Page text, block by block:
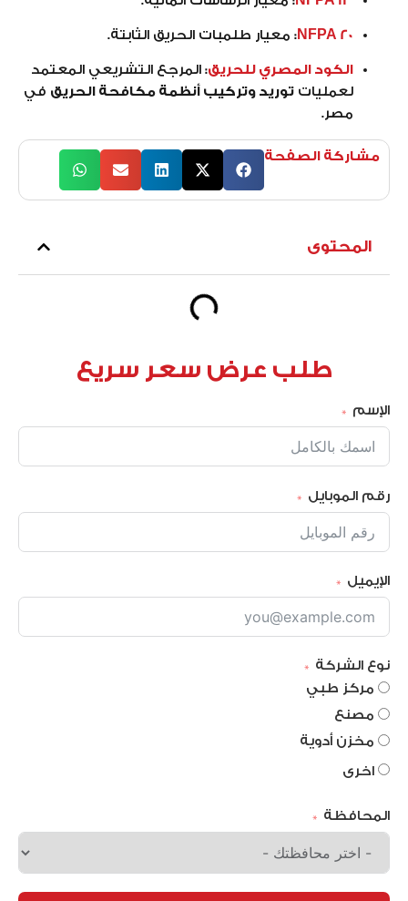
NFPA 20
: معيار طلمبات الحريق الثابتة.
الكود المصري للحريق: المرجع التشريعي المعتمد
لعمليات توريد وتركيب أنظمة مكافحة الحريق في
مصر.
مشاركة الصفحة
المحتوى
طلب عرض سعر سريع
الإسم
رقم الموبايل
الإيميل
نوع الشركة
مركز طبي
مصنع
مخزن أدوية
اخرى
المحافظة